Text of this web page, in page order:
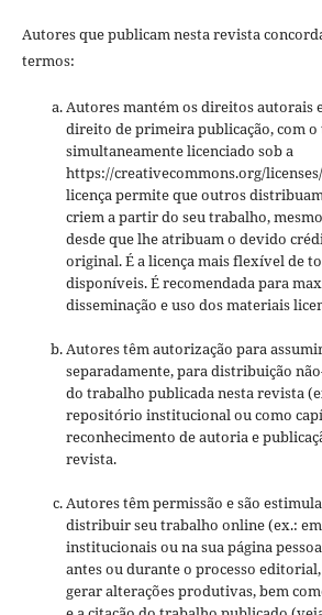
Autores que publicam nesta revista
termos:
Autores mantém os direitos autorais
direito de primeira publicação, com
simultaneamente licenciado sob a
https://creativecommons.org/
licença permite que outros
criem a partir do seu trabalho,
desde que lhe atribuam o devido
original. É a licença mais flexível de
disponíveis. É recomendada para
disseminação e uso dos materiais
Autores têm autorização para
separadamente, para distribuição
do trabalho publicada nesta revista
repositório institucional ou como
reconhecimento de autoria e
revista.
Autores têm permissão e são
distribuir seu trabalho online (ex.:
institucionais ou na sua página
antes ou durante o processo
gerar alterações produtivas, bem